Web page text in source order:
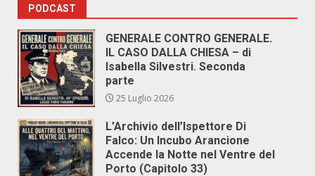
PODCAST
GENERALE CONTRO GENERALE.
IL CASO DALLA CHIESA – di
Isabella Silvestri. Seconda
parte
25 Luglio 2026
L’Archivio dell’Ispettore Di
Falco: Un Incubo Arancione
Accende la Notte nel Ventre del
Porto (Capitolo 33)